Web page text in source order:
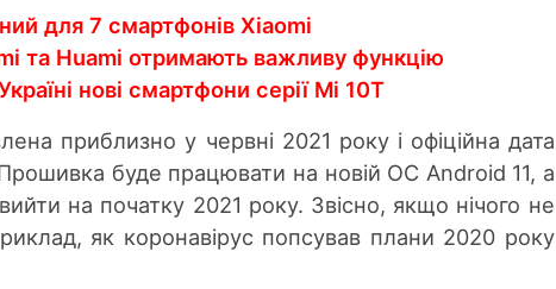
для 7 смартфонів Xiaomi
та Huami отримають важливу функцію
нові смартфони серії Mi 10T
приблизно у червні 2021 року і офіційна дата
буде працювати на новій ОС Android 11, а
на початку 2021 року. Звісно, якщо нічого не
як коронавірус попсував плани 2020 року